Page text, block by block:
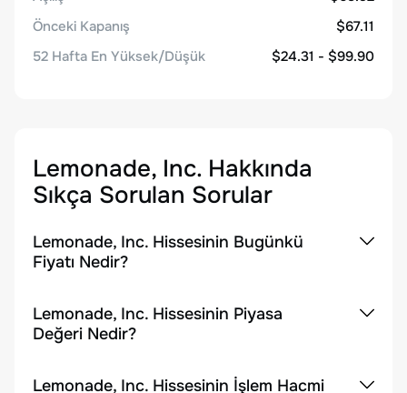
Önceki Kapanış
$67.11
52 Hafta En Yüksek/Düşük
$24.31 - $99.90
Lemonade, Inc. Hakkında
Sıkça Sorulan Sorular
Lemonade, Inc. Hissesinin Bugünkü
Fiyatı Nedir?
Lemonade, Inc. Hissesinin Piyasa
Değeri Nedir?
Lemonade, Inc. Hissesinin İşlem Hacmi